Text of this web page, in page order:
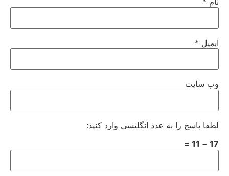
ایمیل *
وب‌ سایت
لطفا پاسخ را به عدد انگلیسی وارد کنید:
17 − 11 =